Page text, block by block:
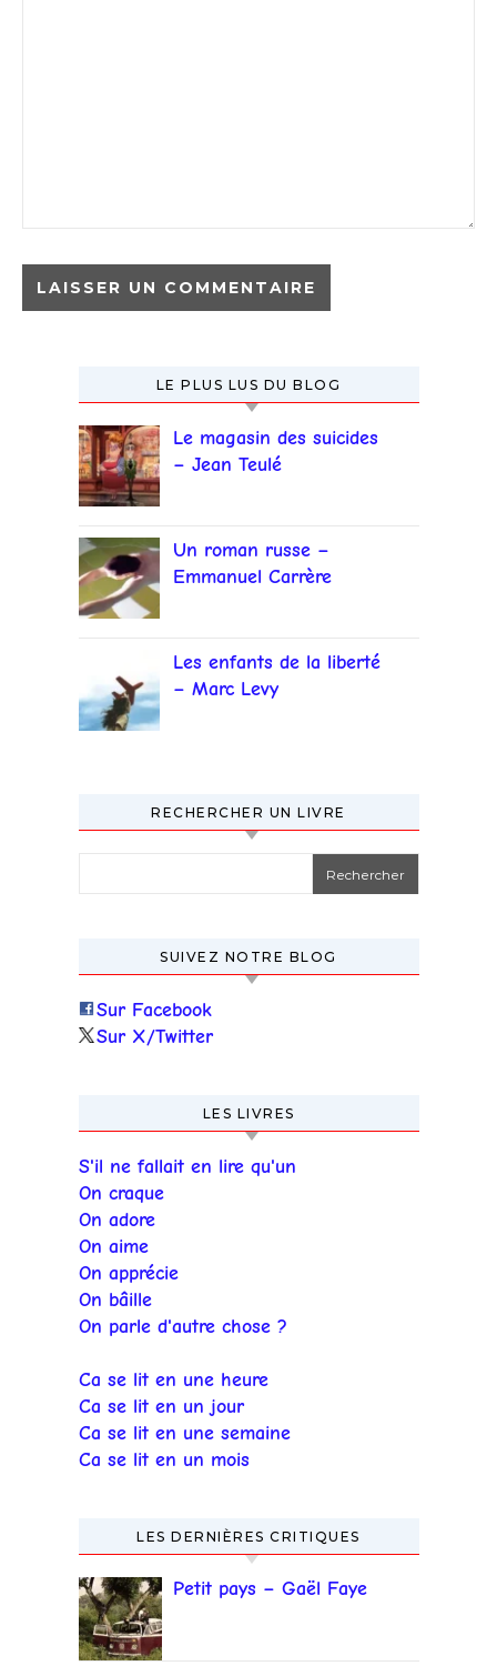
LE PLUS LUS DU BLOG
Le magasin des suicides
– Jean Teulé
Un roman russe –
Emmanuel Carrère
Les enfants de la liberté
– Marc Levy
RECHERCHER UN LIVRE
SUIVEZ NOTRE BLOG
Sur Facebook
Sur X/Twitter
LES LIVRES
S'il ne fallait en lire qu'un
On craque
On adore
On aime
On apprécie
On bâille
On parle d'autre chose ?
Ca se lit en une heure
Ca se lit en un jour
Ca se lit en une semaine
Ca se lit en un mois
LES DERNIÈRES CRITIQUES
Petit pays – Gaël Faye